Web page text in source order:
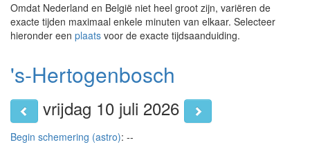
Omdat Nederland en België niet heel groot zijn, variëren de
exacte tijden maximaal enkele minuten van elkaar. Selecteer
hieronder een plaats voor de exacte tijdsaanduiding.
's-Hertogenbosch
vrijdag 10 juli 2026
Begin schemering (astro): --